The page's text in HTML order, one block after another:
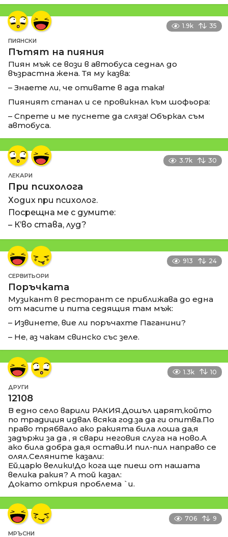
1.9k 35
ПИЯНСКИ
Пътят на пияния
Пиян мъж се вози в автобуса седнал до
възрастна жена. Тя му казва:
– Знаете ли, че отивате в ада така!
Пияният станал и се провикнал към шофьора:
– Спрете и ме пуснете да сляза! Объркал съм
автобуса.
3.7k 30
ЛЕКАРИ
При психолога
Ходих при психолог.
Посрещна ме с думите:
– К’во става, луд?
913 24
СЕРВИТЬОРИ
Поръчката
Музикант в ресторант се приближава до една
от масите и пита седящия там мъж:
– Извинете, вие ли поръчахте Паганини?
– Не, аз чакам свинско със зеле.
1.3k 10
ДРУГИ
12108
В едно село варили РАКИЯ.Дошъл царят,който
по традиция идвал всяка год.за да ги опитва.По
право трябвало ако ракията била лоша да,я
задържи за да , я свари неговия слуга на ново.А
ако била добра да,я остави.И пил-пил направо се
олял.Селяните казали:
Ей,царю велики!До кога ще пиеш от нашата
велика ракия? А той казал:
Докато открия проблема `и.
706 9
МРЪСНИ